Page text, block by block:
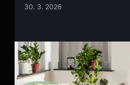
30. 3. 2026